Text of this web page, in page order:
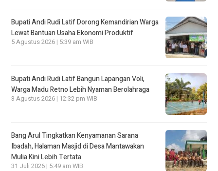
Bupati Andi Rudi Latif Dorong Kemandirian Warga
Lewat Bantuan Usaha Ekonomi Produktif
5 Agustus 2026 | 5:39 am WIB
Bupati Andi Rudi Latif Bangun Lapangan Voli,
Warga Madu Retno Lebih Nyaman Berolahraga
3 Agustus 2026 | 12:32 pm WIB
Bang Arul Tingkatkan Kenyamanan Sarana
Ibadah, Halaman Masjid di Desa Mantawakan
Mulia Kini Lebih Tertata
31 Juli 2026 | 5:49 am WIB